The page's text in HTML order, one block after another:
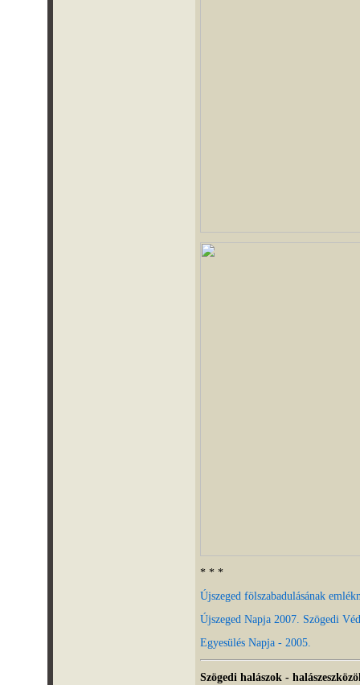
* * *
Újszeged fölszabadulásának
Újszeged Napja 2007. Szögedi
Egyesülés Napja - 2005.
Szögedi halászok -